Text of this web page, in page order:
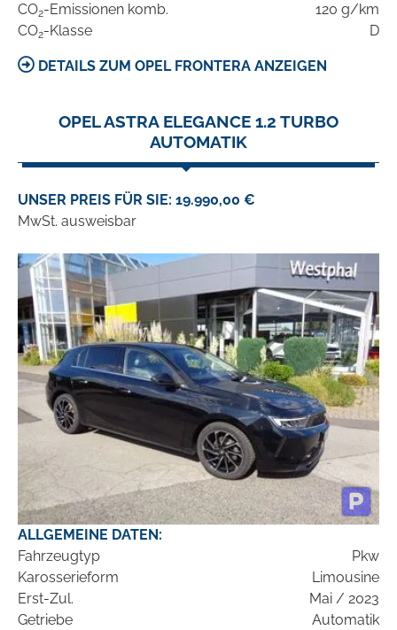
CO2-Emissionen komb.
120 g/km
CO2-Klasse D
DETAILS ZUM OPEL FRONTERA ANZEIGEN
OPEL ASTRA ELEGANCE 1.2 TURBO
AUTOMATIK
UNSER PREIS FÜR SIE: 19.990,00 €
MwSt. ausweisbar
ALLGEMEINE DATEN:
Fahrzeugtyp
Pkw
Karosserieform
Limousine
Erst-Zul.
Mai / 2023
Getriebe
Automatik